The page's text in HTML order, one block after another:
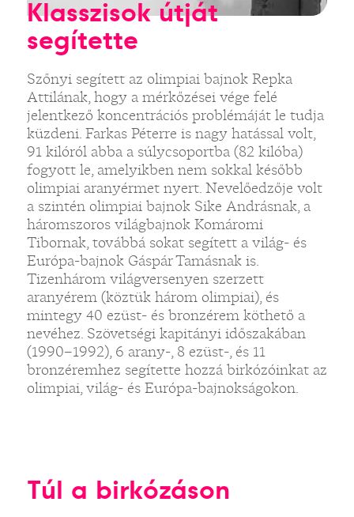
Klasszisok útját
segítette
Szőnyi segített az olimpiai bajnok Repka
Attilának, hogy a mérkőzései vége felé
jelentkező koncentrációs problémáját le tudja
küzdeni. Farkas Péterre is nagy hatással volt,
91 kilóról abba a súlycsoportba (82 kilóba)
fogyott le, amelyikben nem sokkal később
olimpiai aranyérmet nyert. Nevelőedzője volt
a szintén olimpiai bajnok Sike Andrásnak, a
háromszoros világbajnok Komáromi
Tibornak, továbbá sokat segített a világ- és
Európa-bajnok Gáspár Tamásnak is.
Tizenhárom világversenyen szerzett
aranyérem (köztük három olimpiai), és
mintegy 40 ezüst- és bronzérem köthető a
nevéhez. Szövetségi kapitányi időszakában
(1990–1992), 6 arany-, 8 ezüst-, és 11
bronzéremhez segítette hozzá birkózóinkat az
olimpiai, világ- és Európa-bajnokságokon.
Túl a birkózáson